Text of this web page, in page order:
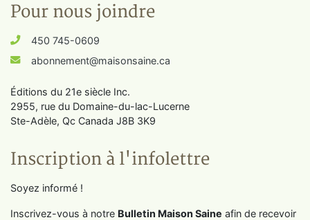
Pour nous joindre
450 745-0609
abonnement@maisonsaine.ca
Éditions du 21e siècle Inc.
2955, rue du Domaine-du-lac-Lucerne
Ste-Adèle, Qc Canada J8B 3K9
Inscription à l'infolettre
Soyez informé !
Inscrivez-vous à notre Bulletin Maison Saine afin de recevoir